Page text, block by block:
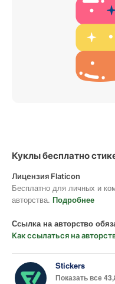
Куклы бесплатно
Лицензия Flaticon
Бесплатно для личных и
авторства. Подробнее
Ссылка на авторство
Как ссылаться на
Stickers
Показать все